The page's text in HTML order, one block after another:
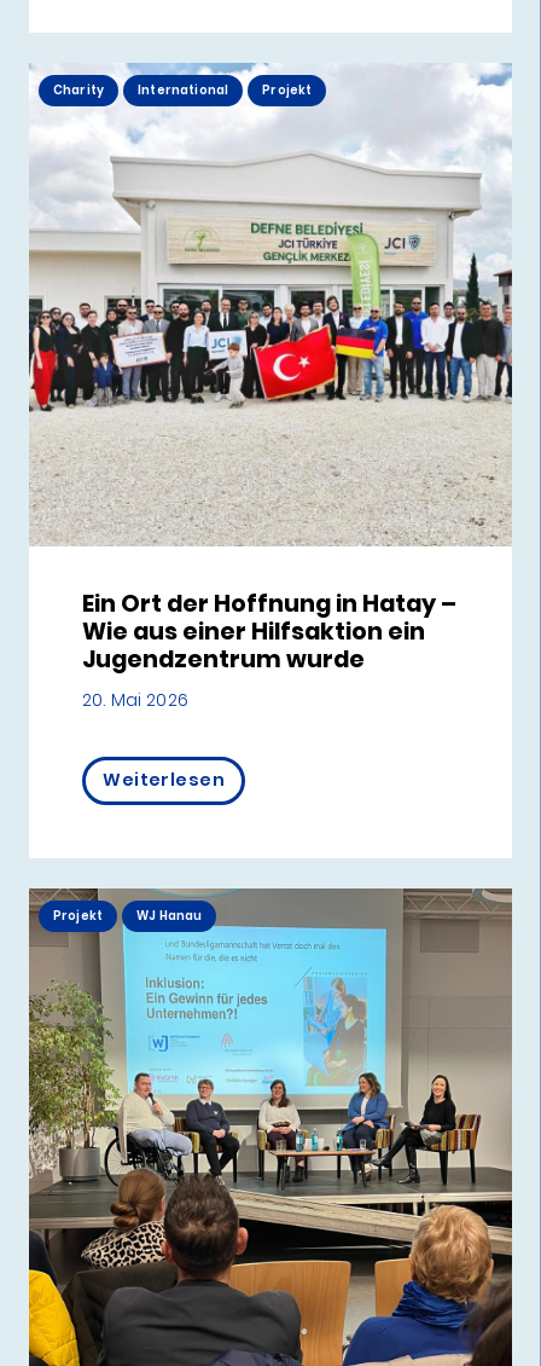
Charity International Projekt
Ein Ort der Hoffnung in Hatay –
Wie aus einer Hilfsaktion ein
Jugendzentrum wurde
20. Mai 2026
Weiterlesen
Projekt WJ Hanau